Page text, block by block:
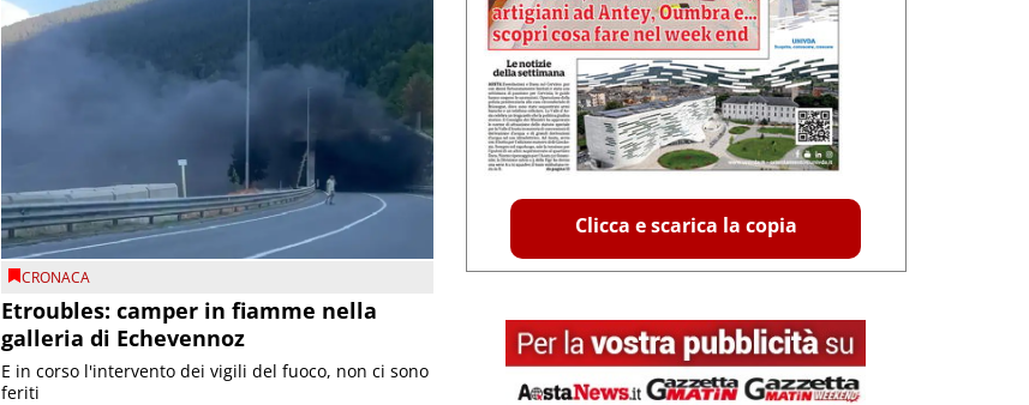
CRONACA
Etroubles: camper in fiamme nella
galleria di Echevennoz
E in corso l'intervento dei vigili del fuoco, non ci sono
feriti
Clicca e scarica la copia